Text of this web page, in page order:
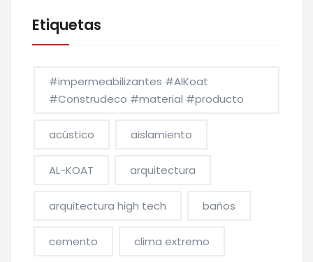
Etiquetas
#impermeabilizantes #AlKoat
#Construdeco #material #producto
acústico aislamiento
AL-KOAT arquitectura
arquitectura high tech baños
cemento clima extremo